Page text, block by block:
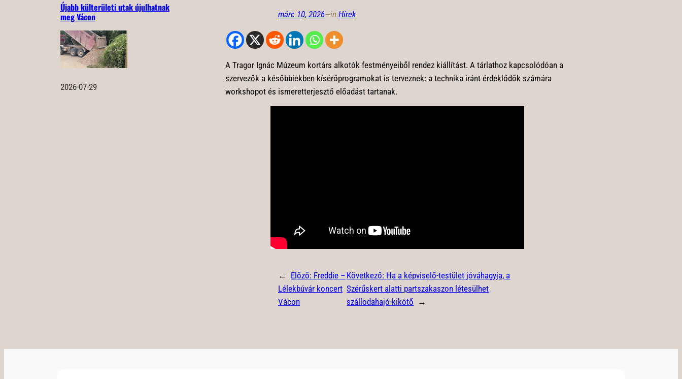
Újabb külterületi utak újulhatnak
meg Vácon
2026-07-29
márc 10, 2026—in Hírek
A Tragor Ignác Múzeum kortárs alkotók festményeiből rendez kiállítást. A tárlathoz kapcsolódóan a
szervezők a későbbiekben kísérőprogramokat is terveznek: a technika iránt érdeklődők számára
workshopot és ismeretterjesztő előadást tartanak.
← Előző: Freddie –
Lélekbúvár koncert
Vácon
Következő: Ha a képviselő-testület jóváhagyja, a
Szérűskert alatti partszakaszon létesülhet
szállodahajó-kikötő →